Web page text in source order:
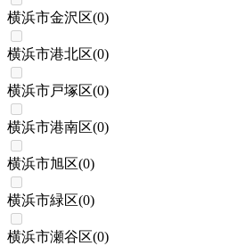
横浜市金沢区(0)
横浜市港北区(0)
横浜市戸塚区(0)
横浜市港南区(0)
横浜市旭区(0)
横浜市緑区(0)
横浜市瀬谷区(0)